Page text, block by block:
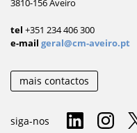
3810-156 Aveiro
tel +351 234 406 300
e-mail geral@cm-aveiro.pt
mais contactos
siga-nos